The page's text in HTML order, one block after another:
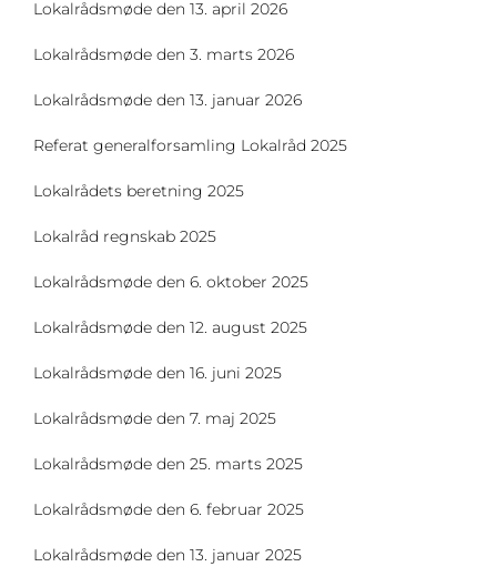
Lokalrådsmøde den 13. april 2026
Lokalrådsmøde den 3. marts 2026
Lokalrådsmøde den 13. januar 2026
Referat generalforsamling Lokalråd 2025
Lokalrådets beretning 2025
Lokalråd regnskab 2025
Lokalrådsmøde den 6. oktober 2025
Lokalrådsmøde den 12. august 2025
Lokalrådsmøde den 16. juni 2025
Lokalrådsmøde den 7. maj 2025
Lokalrådsmøde den 25. marts 2025
Lokalrådsmøde den 6. februar 2025
Lokalrådsmøde den 13. januar 2025